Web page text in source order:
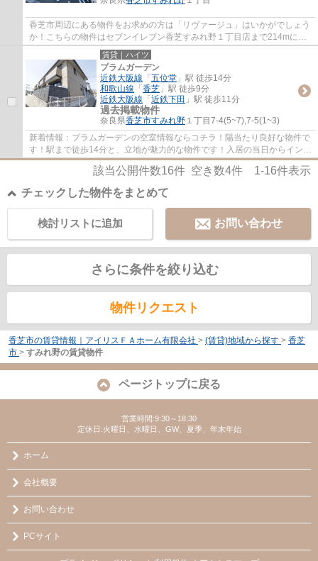
香芝市周辺にある物件をお求めの方は「リヴァージュ」はいかがでしょう
か！こちらの物件はセブンイレブン香芝すみれ野１丁目店まで214mにあ
ります！最上階のハイツです！好評の駅近物...
賃貸｜ハイツ
プラムガーデン
近鉄大阪線 「 五位堂 」駅 徒歩14分
和歌山線 「 香芝 」駅 徒歩9分
近鉄大阪線 「 近鉄下田 」駅 徒歩11分
過去掲載物件
奈良県香芝市すみれ野 １丁目7-4(5~7),7-5(1~3)
新着情報：プラムガーデンの空室情報ならコチラ！陽当たり良好な物件で
す！駅まで徒歩14分と、立地が魅力的な物件です！入居の当日からインタ
ーネットが使えます！できるだけ早めに不...
該当公開件数16件 空き数4件 1-16件表示
チェックした物件をまとめて
お問い合わせ
検討リストに追加
さらに条件を絞り込む
物件リクエスト
香芝市の賃貸情報｜アイリスＦＡホーム有限会社 > (賃貸)地域から探す > 香芝
市 > すみれ野の賃貸物件
ページトップに戻る
営業時間:9:30～18:30
定休日:火曜日、水曜日、GW、夏季、年末年始
ホーム
会社概要
お問い合わせ
PCサイト